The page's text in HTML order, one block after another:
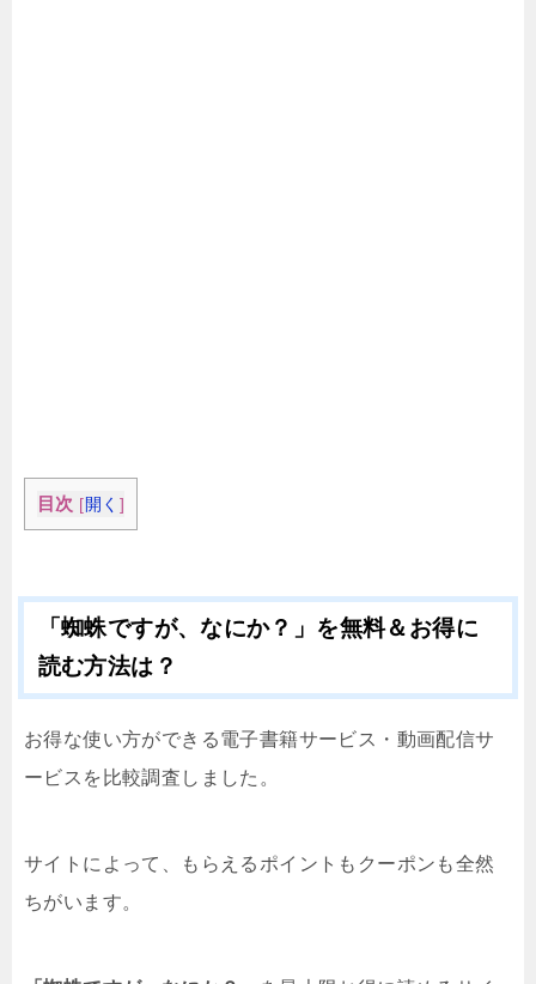
目次 [開く ]
「蜘蛛ですが、なにか？」を無料＆お得に
読む方法は？
お得な使い方ができる電子書籍サービス・動画配信サ
ービスを比較調査しました。
サイトによって、もらえるポイントもクーポンも全然
ちがいます。